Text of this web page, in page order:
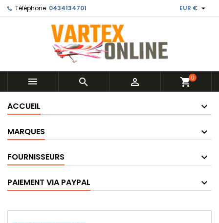
Téléphone: 0434134701 EUR € 
   shopping_cart0
ACCUEIL
MARQUES
FOURNISSEURS
PAIEMENT VIA PAYPAL